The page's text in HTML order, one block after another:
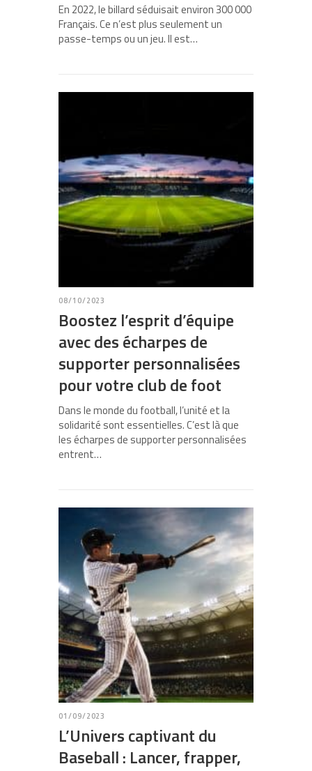
En 2022, le billard séduisait environ 300 000
Français. Ce n’est plus seulement un
passe-temps ou un jeu. Il est…
08/10/2023
Boostez l’esprit d’équipe
avec des écharpes de
supporter personnalisées
pour votre club de foot
Dans le monde du football, l’unité et la
solidarité sont essentielles. C’est là que
les écharpes de supporter personnalisées
entrent…
01/09/2023
L’Univers captivant du
Baseball : Lancer, frapper,